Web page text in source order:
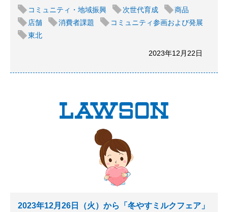
コミュニティ・地域振興 次世代育成
商品
店舗
消費者課題
コミュニティ参画および発展
東北
2023年12月22日
2023年12月26日（火）から「冬やすミルクフェア」